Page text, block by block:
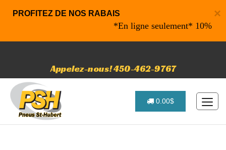
×
PROFITEZ DE NOS RABAIS
*En ligne seulement* 10% de
Appelez-nous! 450-462-9767
0.00$